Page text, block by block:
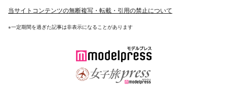
当サイトコンテンツの無断複写・転載・引用の禁止について
※一定期間を過ぎた記事は非表示になることがあります